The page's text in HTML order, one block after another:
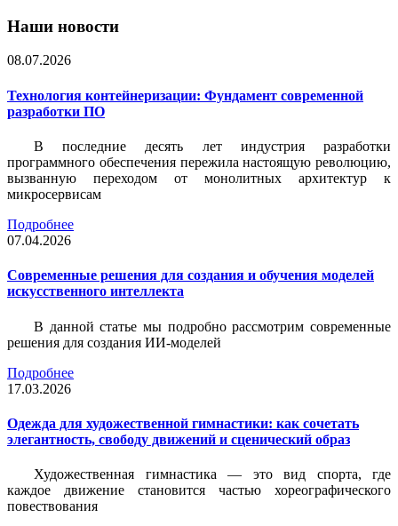
Наши новости
08.07.2026
Технология контейнеризации: Фундамент современной
разработки ПО
В последние десять лет индустрия разработки
программного обеспечения пережила настоящую революцию,
вызванную переходом от монолитных архитектур к
микросервисам
Подробнее
07.04.2026
Современные решения для создания и обучения моделей
искусственного интеллекта
В данной статье мы подробно рассмотрим современные
решения для создания ИИ-моделей
Подробнее
17.03.2026
Одежда для художественной гимнастики: как сочетать
элегантность, свободу движений и сценический образ
Художественная гимнастика — это вид спорта, где
каждое движение становится частью хореографического
повествования